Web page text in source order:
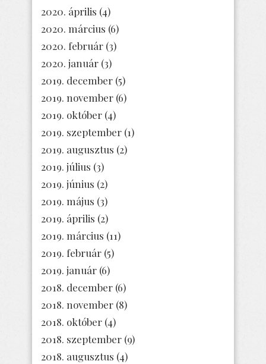
2020. április (4)
2020. március (6)
2020. február (3)
2020. január (3)
2019. december (5)
2019. november (6)
2019. október (4)
2019. szeptember (1)
2019. augusztus (2)
2019. július (3)
2019. június (2)
2019. május (3)
2019. április (2)
2019. március (11)
2019. február (5)
2019. január (6)
2018. december (6)
2018. november (8)
2018. október (4)
2018. szeptember (9)
2018. augusztus (4)